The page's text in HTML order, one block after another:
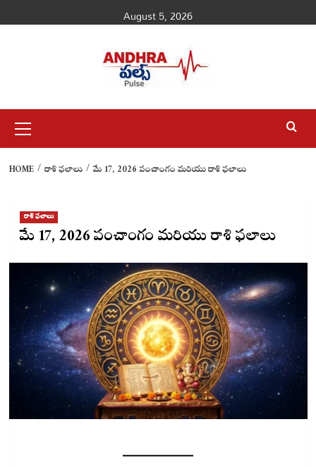
to
August 5, 2026
Menu
HOME రాశి ఫలాలు మే 17, 2026 పంచాంగం మరియు రాశి ఫలాలు
రాశి ఫలాలు
మే 17, 2026 పంచాంగం మరియు రాశి ఫలాలు